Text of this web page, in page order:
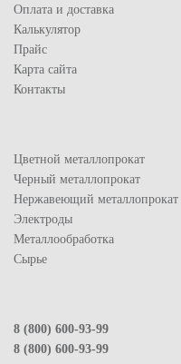
Оплата и доставка
Калькулятор
Прайс
Карта сайта
Контакты
Цветной металлопрокат
Черный металлопрокат
Нержавеющий металлопрокат
Электроды
Металлообработка
Сырье
8 (800) 600-93-99
8 (800) 600-93-99